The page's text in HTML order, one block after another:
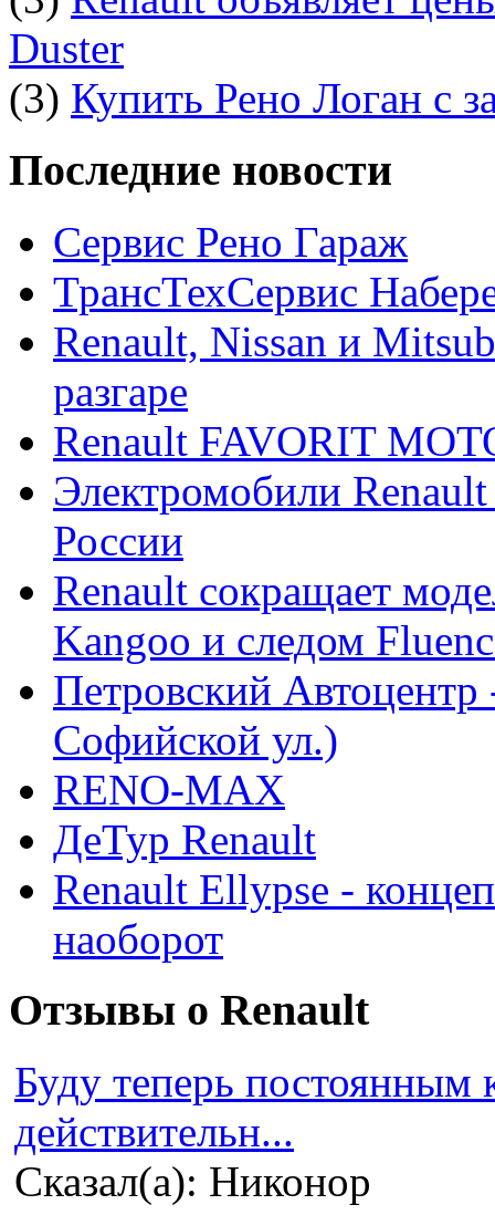
Duster
(3) Купить Рено Логан с
Последние новости
Сервис Рено Гараж
ТрансТехСервис
Renault, Nissan и
разгаре
Renault FAVORIT
Электромобили
России
Renault сокращает
Kangoo и следом
Петровский
Софийской ул.)
RENO-MAX
ДеТур Renault
Renault Ellypse -
наоборот
Отзывы о Renault
Буду теперь
действительн...
Сказал(а): Никонор